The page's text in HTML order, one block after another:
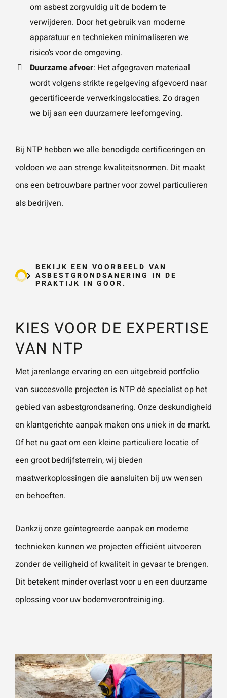
om asbest zorgvuldig uit de bodem te
verwijderen. Door het gebruik van moderne
apparatuur en technieken minimaliseren we
risico’s voor de omgeving.
Duurzame afvoer: Het afgegraven materiaal
wordt volgens strikte regelgeving afgevoerd naar
gecertificeerde verwerkingslocaties. Zo dragen
we bij aan een duurzamere leefomgeving.
Bij NTP hebben we alle benodigde certificeringen en
voldoen we aan strenge kwaliteitsnormen. Dit maakt
ons een betrouwbare partner voor zowel particulieren
als bedrijven.
BEKIJK EEN VOORBEELD VAN
ASBESTGRONDSANERING IN DE
PRAKTIJK IN GOOR.
KIES VOOR DE EXPERTISE
VAN NTP
Met jarenlange ervaring en een uitgebreid portfolio
van succesvolle projecten is NTP dé specialist op het
gebied van asbestgrondsanering. Onze deskundigheid
en klantgerichte aanpak maken ons uniek in de markt.
Of het nu gaat om een kleine particuliere locatie of
een groot bedrijfsterrein, wij bieden
maatwerkoplossingen die aansluiten bij uw wensen
en behoeften.
Dankzij onze geïntegreerde aanpak en moderne
technieken kunnen we projecten efficiënt uitvoeren
zonder de veiligheid of kwaliteit in gevaar te brengen.
Dit betekent minder overlast voor u en een duurzame
oplossing voor uw bodemverontreiniging.